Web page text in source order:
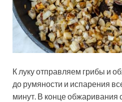
К луку отправляем грибы и
до румяности и испарения
минут. В конце обжаривания